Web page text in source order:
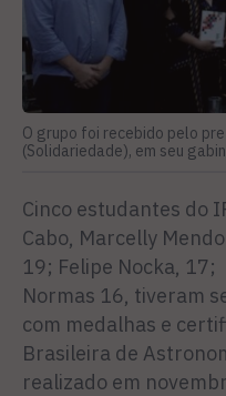
O grupo foi recebido pelo
(Solidariedade), em seu
Cinco estudantes do
Cabo, Marcelly
19; Felipe Nocka, 17;
Normas 16, tiveram
com medalhas e
Brasileira de
realizado em